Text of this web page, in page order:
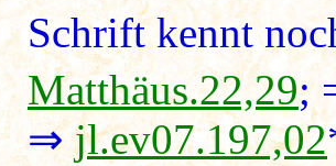
Schrift kennt
Matthäus.22,29;
⇒jl.ev07.197,02